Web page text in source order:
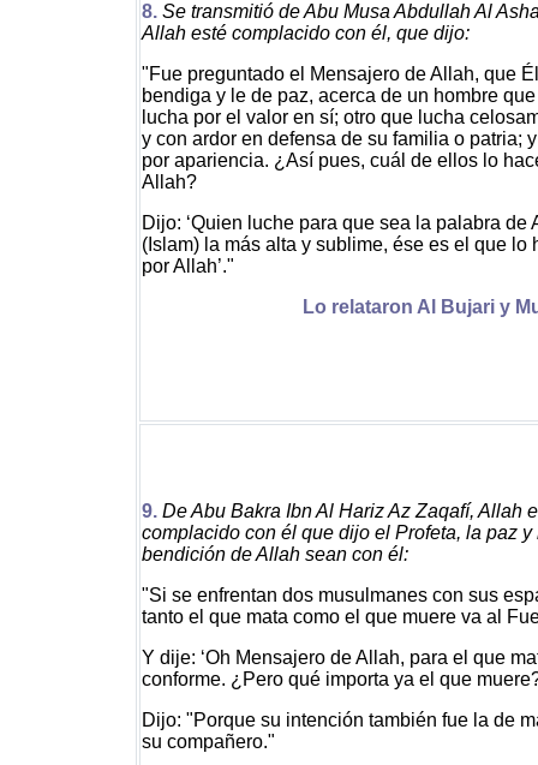
8. Se transmitió de Abu Musa Abdullah Al
Allah esté complacido con él, que dijo:
"Fue preguntado el Mensajero de Allah, que
bendiga y le de paz, acerca de un hombre que
lucha por el valor en sí; otro que lucha
y con ardor en defensa de su familia o patria;
por apariencia. ¿Así pues, cuál de ellos lo
Allah?
Dijo: ‘Quien luche para que sea la palabra de
(Islam) la más alta y sublime, ése es el que lo
por Allah’."
Lo relataron Al Bujari y
9. De Abu Bakra Ibn Al Hariz Az Zaqafí, Allah
complacido con él que dijo el Profeta, la paz y
bendición de Allah sean con él:
"Si se enfrentan dos musulmanes con sus
tanto el que mata como el que muere va al
Y dije: ‘Oh Mensajero de Allah, para el que
conforme. ¿Pero qué importa ya el que
Dijo: "Porque su intención también fue la de
su compañero."